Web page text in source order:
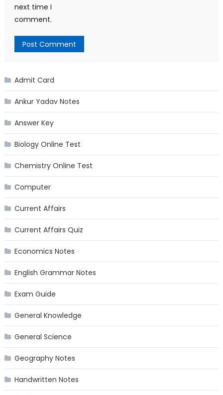
next time I
comment.
Admit Card
Ankur Yadav Notes
Answer Key
Biology Online Test
Chemistry Online Test
Computer
Current Affairs
Current Affairs Quiz
Economics Notes
English Grammar Notes
Exam Guide
General Knowledge
General Science
Geography Notes
Handwritten Notes